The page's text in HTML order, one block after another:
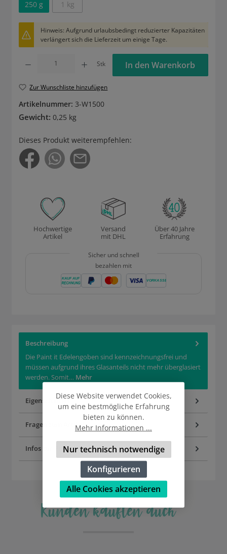
250 g 1 kg(Diese Option ist zurzeit nicht verfügbar.)
Hinweis: Aufgrund urlaubsbedingt reduzierter Kapazitäten
verlängert sich die Lieferzeit um einige Tage.
Produkt Anzahl: Gib den gewünschten Wert ein oder benutze die Schaltflächen um
Stk In den Warenkorb
Zur Wunschliste hinzufügen
Artikelnummer: 3-W1500
Gewicht: 0,25 kg
Dieses Produkt weiterempfehlen:
Hochwertige
Artikel
Versand
mit DHL
Über 40 Jahre
Erfahrung
Sicher und schnell
bezahlen mit
Beschreibung
Die Paint it Edelengoben sind kennzeichnungsfrei und
müssen aufgrund ihres Glasanteils nicht mehr überglasiert
werden. Somit… Mehr
Eigenschaften
Fragen zum Artikel
Infos zur Produktsicherheit
Kunden kauften auch
Diese Website verwendet Cookies,
um eine bestmögliche Erfahrung
bieten zu können.
Mehr Informationen ...
Nur technisch notwendige
Konfigurieren
Alle Cookies akzeptieren